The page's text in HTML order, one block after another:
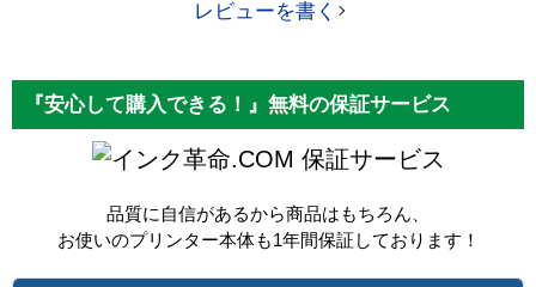
レビューを書く
『安心して購入できる！』無料の保証サービス
保証サービス
品質に自信があるから商品はもちろん、
お使いのプリンター本体も1年間保証しております！